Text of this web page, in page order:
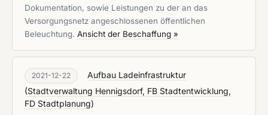
Dokumentation, sowie Leistungen zu der an das
Versorgungsnetz angeschlossenen öffentlichen
Beleuchtung. Ansicht der Beschaffung »
2021-12-22
Aufbau Ladeinfrastruktur
(Stadtverwaltung Hennigsdorf, FB Stadtentwicklung,
FD Stadtplanung)